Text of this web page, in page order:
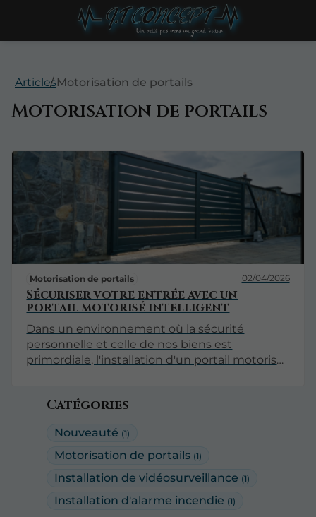
Catégories
Nouveauté (1)
Motorisation de portails (1)
Installation de vidéosurveillance (1)
Installation d'alarme incendie (1)
ArticlesMotorisation de portails
Motorisation de portails
Motorisation de portails 02/04/2026
Sécuriser votre entrée avec un
portail motorisé intelligent
Dans un environnement où la sécurité
personnelle et celle de nos biens est
primordiale, l'installation d'un portail motorisé
sécurité et technologie moderne pour
esthétique soignée. Cet article explore les
différents aspects de la motorisation des
avantages, leur fonctionnement et des
conseils pour l'installation.